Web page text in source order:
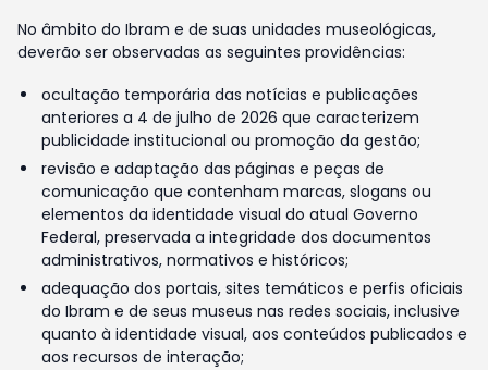
No âmbito do Ibram e de suas unidades museológicas,
deverão ser observadas as seguintes providências:
ocultação temporária das notícias e publicações
anteriores a 4 de julho de 2026 que caracterizem
publicidade institucional ou promoção da gestão;
revisão e adaptação das páginas e peças de
comunicação que contenham marcas, slogans ou
elementos da identidade visual do atual Governo
Federal, preservada a integridade dos documentos
administrativos, normativos e históricos;
adequação dos portais, sites temáticos e perfis oficiais
do Ibram e de seus museus nas redes sociais, inclusive
quanto à identidade visual, aos conteúdos publicados e
aos recursos de interação;